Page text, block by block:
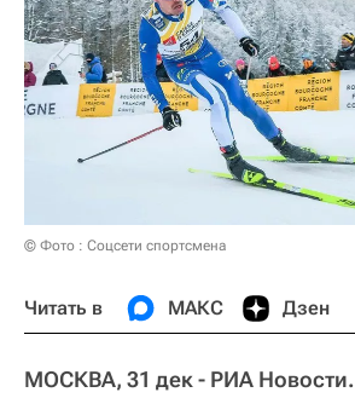
© Фото : Соцсети спортсмена
Читать в МАКС Дзен
МОСКВА, 31 дек - РИА Новости.